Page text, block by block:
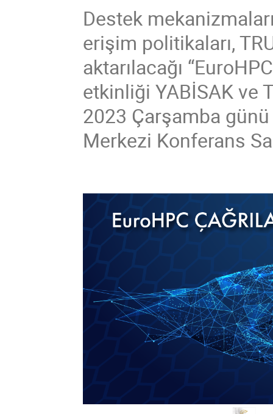
Destek
erişim politikaları,
aktarılacağı
etkinliği YABİSAK ve
2023 Çarşamba günü
Merkezi Konferans